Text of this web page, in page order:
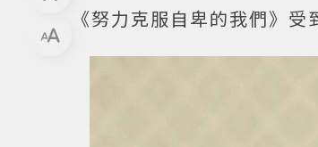
《努力克服自卑的我們》